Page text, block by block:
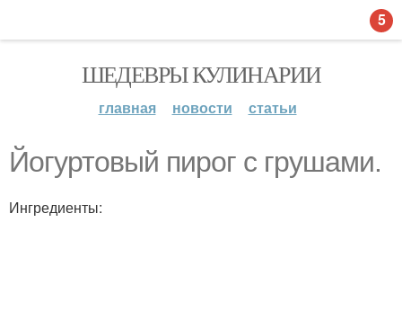
ШЕДЕВРЫ КУЛИНАРИИ
главная новости статьи
Йогуртовый пирог с грушами.
Ингредиенты:
5